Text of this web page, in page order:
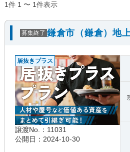
1件 1 〜 1件表示
募集終了 鎌倉市（鎌倉）地
居抜きプラス
譲渡No.：11031
公開日：2024-10-30